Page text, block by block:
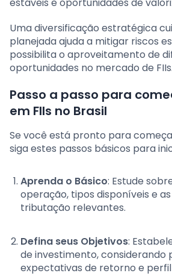
estáveis e oportunidades de
Uma diversificação estratégica
planejada ajuda a mitigar riscos
possibilita o aproveitamento de
oportunidades no mercado de FIIs.
Passo a passo para
em FIIs no Brasil
Se você está pronto para
siga estes passos básicos para
Aprenda o Básico: Estude
operação, tipos disponíveis e
tributação relevantes.
Defina seus Objetivos:
de investimento, considerando
expectativas de retorno e perfil